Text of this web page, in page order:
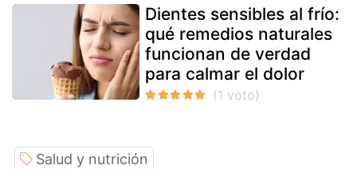
Dientes sensibles al frío:
qué remedios naturales
funcionan de verdad
para calmar el dolor
Salud y nutrición